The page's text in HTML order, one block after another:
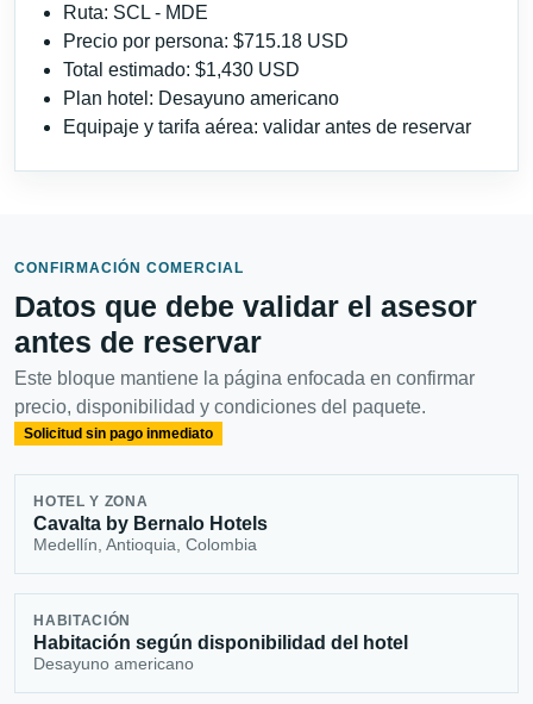
Ruta: SCL - MDE
Precio por persona: $715.18 USD
Total estimado: $1,430 USD
Plan hotel: Desayuno americano
Equipaje y tarifa aérea: validar antes de reservar
CONFIRMACIÓN COMERCIAL
Datos que debe validar el asesor
antes de reservar
Este bloque mantiene la página enfocada en confirmar
precio, disponibilidad y condiciones del paquete.
Solicitud sin pago inmediato
HOTEL Y ZONA
Cavalta by Bernalo Hotels
Medellín, Antioquia, Colombia
HABITACIÓN
Habitación según disponibilidad del hotel
Desayuno americano